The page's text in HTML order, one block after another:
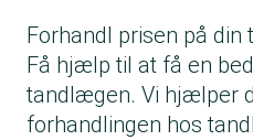
Forhandl prisen på din
Få hjælp til at få en
tandlægen. Vi hjælper
forhandlingen hos